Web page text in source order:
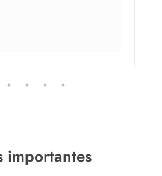
importantes